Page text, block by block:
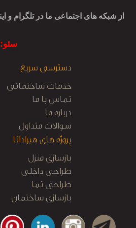
از شبکه های اجتماعی ما در تلگرام و
سئو:
دسترسی سریع
خدمات ساختمانی
تماس با ما
درباره ما
سوالات متداول
پروژه های هیرادانا
بازسازی منزل
طراحی داخلی
طراحی نما
بازسازی ساختمان
کابینت آشپزخانه
نظارت و اجرا